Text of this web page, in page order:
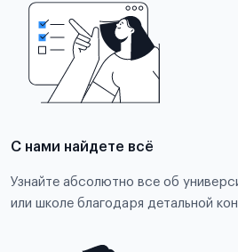
С нами найдете всё
Узнайте абсолютно все об
или школе благодаря детальной